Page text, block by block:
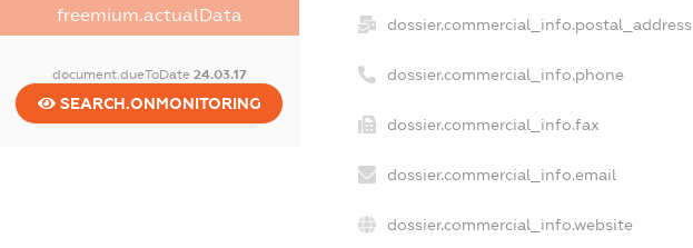
freemium.actualData
document.dueToDate 24.03.17
SEARCH.ONMONITORING
dossier.commercial_info.postal_address
dossier.commercial_info.phone
dossier.commercial_info.fax
dossier.commercial_info.email
dossier.commercial_info.website